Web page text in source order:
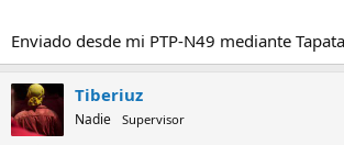
Enviado desde mi PTP-N49 mediante
Tiberiuz
Nadie Supervisor